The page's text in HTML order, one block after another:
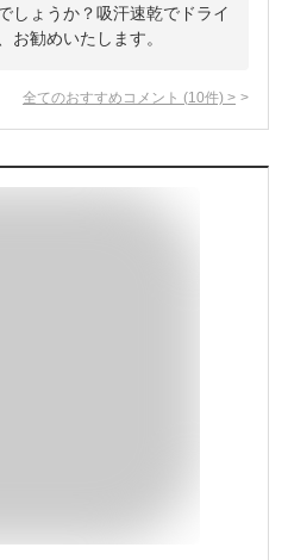
しょうか？吸汗速乾でドライ
お勧めいたします。
全てのおすすめコメント (10件) >